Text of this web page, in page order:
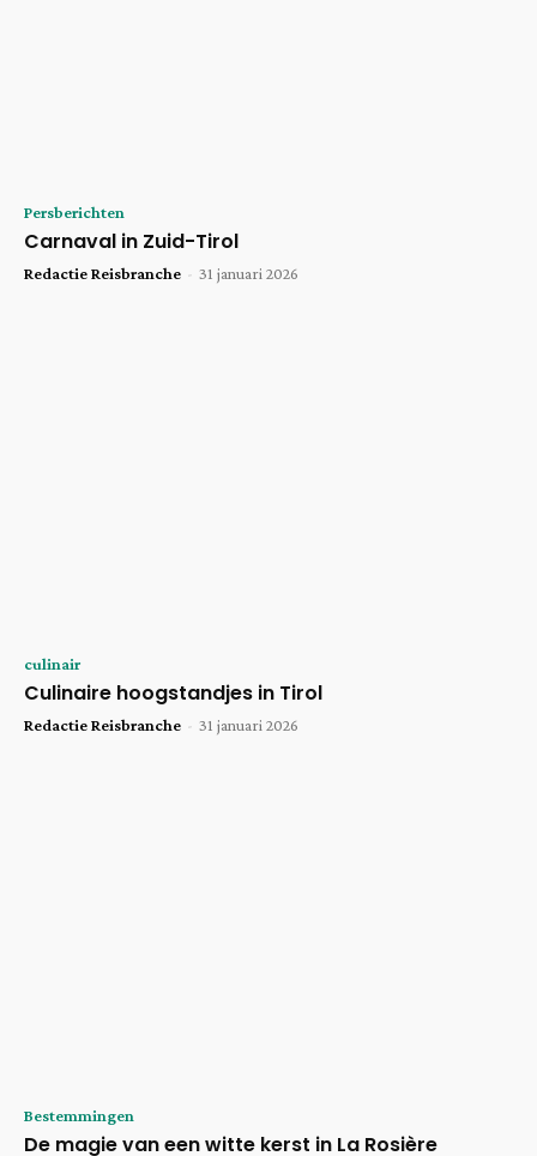
Persberichten
Carnaval in Zuid-Tirol
Redactie Reisbranche - 31 januari 2026
culinair
Culinaire hoogstandjes in Tirol
Redactie Reisbranche - 31 januari 2026
Bestemmingen
De magie van een witte kerst in La Rosière